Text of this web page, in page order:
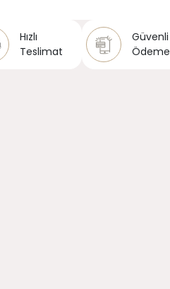
Hızlı
Teslimat
Güvenli
Ödeme